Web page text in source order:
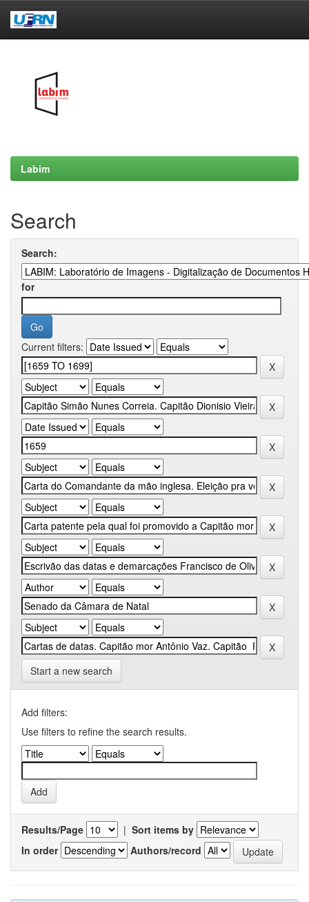
Labim
Search
Search:
for
Current filters:
Start a new search
Add filters:
Use filters to refine the search results.
Results/Page | Sort items by
In order
Authors/record